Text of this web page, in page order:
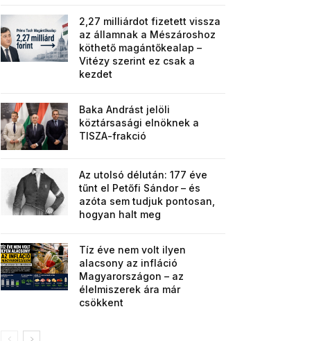
2,27 milliárdot fizetett vissza
az államnak a Mészároshoz
köthető magántőkealap –
Vitézy szerint ez csak a
kezdet
Baka Andrást jelöli
köztársasági elnöknek a
TISZA-frakció
Az utolsó délután: 177 éve
tűnt el Petőfi Sándor – és
azóta sem tudjuk pontosan,
hogyan halt meg
Tíz éve nem volt ilyen
alacsony az infláció
Magyarországon – az
élelmiszerek ára már
csökkent